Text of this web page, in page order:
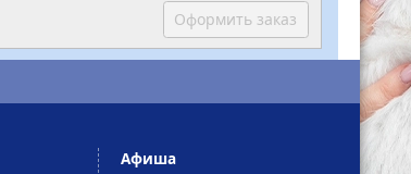
Оформить заказ
Афиша